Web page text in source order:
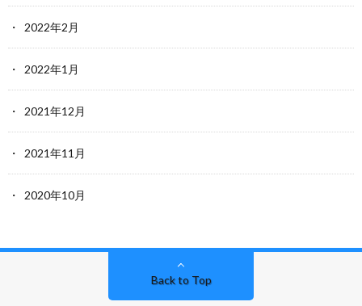
2022年2月
2022年1月
2021年12月
2021年11月
2020年10月
Back to Top